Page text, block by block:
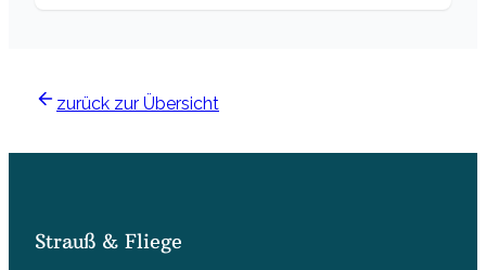
zurück zur Übersicht
Strauß & Fliege